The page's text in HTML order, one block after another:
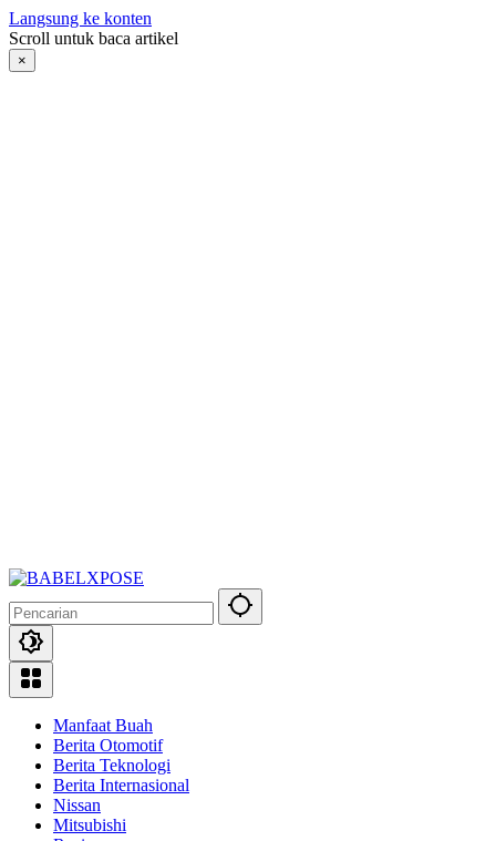
Langsung ke konten
Scroll untuk baca artikel
×
Manfaat Buah
Berita Otomotif
Berita Teknologi
Berita Internasional
Nissan
Mitsubishi